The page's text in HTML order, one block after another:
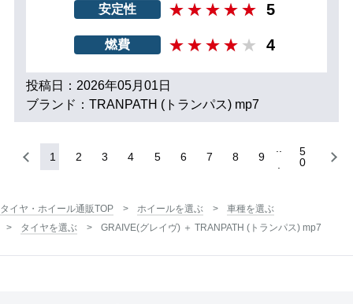
安定性 5
燃費 4
投稿日：2026年05月01日
ブランド：TRANPATH (トランパス) mp7
1 2 3 4 5 6 7 8 9
5
0
タイヤ・ホイール通販TOP ホイールを選ぶ
車種を選ぶ
タイヤを選ぶ
GRAIVE(グレイヴ) ＋ TRANPATH (トランパス) mp7